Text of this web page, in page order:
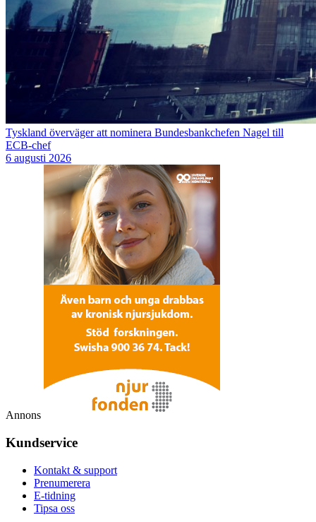
Tyskland överväger att nominera Bundesbankchefen Nagel till
ECB-chef
6 augusti 2026
Annons
Kundservice
Kontakt & support
Prenumerera
E-tidning
Tipsa oss